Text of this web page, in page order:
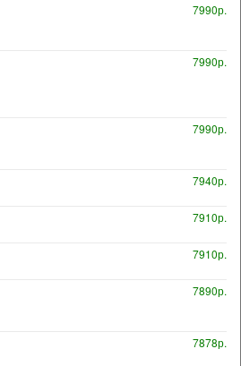
7990р.
7990р.
7990р.
7940р.
7910р.
7910р.
7890р.
7878р.